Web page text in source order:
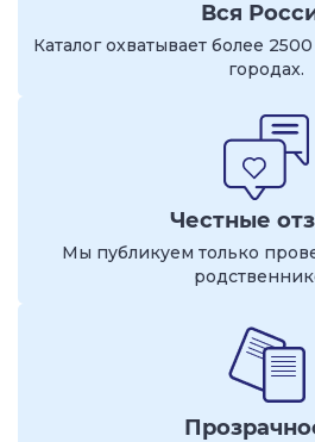
Вся
Каталог охватывает более
городах.
Честные
Мы публикуем только